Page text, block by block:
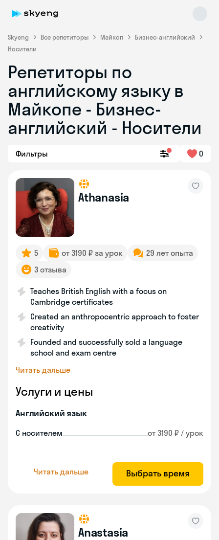
Skyeng Все репетиторы Майкоп
Бизнес-английский
Носители
Репетиторы по
английскому языку в
Майкопе - Бизнес-
английский - Носители
Фильтры 0
Athanasia
5 от 3190 ₽ за урок
29 лет опыта
3 отзыва
Teaches British English with a focus on
Cambridge certificates
Created an anthropocentric approach to foster
creativity
Founded and successfully sold a language
school and exam centre
Читать дальше
Услуги и цены
Английский язык
С носителем от 3190 ₽ / урок
Читать дальше Выбрать время
Anastasia
Skyeng Chat